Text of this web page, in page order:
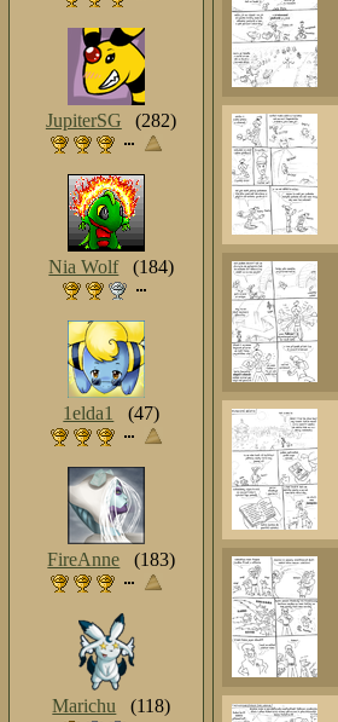
JupiterSG (282)
Nia Wolf (184)
1elda1 (47)
FireAnne (183)
Marichu (118)